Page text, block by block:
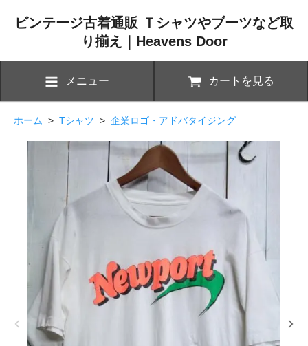
ビンテージ古着通販 Ｔシャツやブーツなど取
り揃え｜Heavens Door
メニュー カートを見る
ホーム > Tシャツ > 企業ロゴ・アドバタイジング